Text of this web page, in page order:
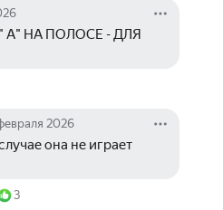
А" НА ПОЛОСЕ - ДЛЯ
2026
она не играет
3